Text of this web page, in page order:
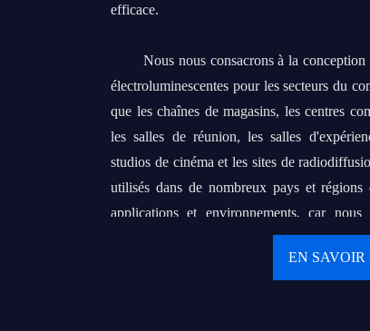
efficace.
Nous nous consacrons à la
électroluminescentes pour les secteurs du
que les chaînes de magasins, les centres
les salles de réunion, les salles
studios de cinéma et les sites de
utilisés dans de nombreux pays et
applications et environnements, car
EN SAVOIR